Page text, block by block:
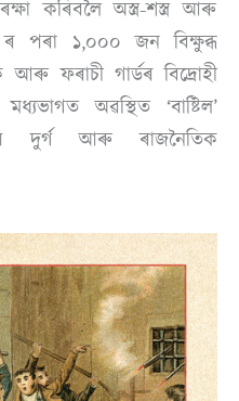
কৰিবলৈ অস্ত্ৰ-শস্ত্ৰ আৰু
পৰা ১,০০০ জন বিক্ষুব্ধ
ফৰাচী গাৰ্ডৰ বিদ্ৰোহী
অৱস্থিত ‘বাষ্টিল’
দুৰ্গ আৰু ৰাজনৈতিক